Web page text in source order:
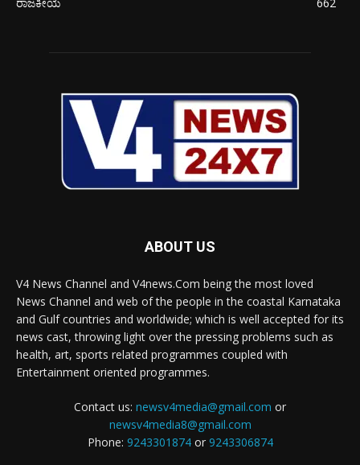
ABOUT US
V4 News Channel and V4news.Com being the most loved
News Channel and web of the people in the coastal Karnataka
and Gulf countries and worldwide; which is well accepted for its
news cast, throwing light over the pressing problems such as
health, art, sports related programmes coupled with
Entertainment oriented programmes.
Contact us: newsv4media@gmail.com or
newsv4media8@gmail.com
Phone: 9243301874or 9243306874